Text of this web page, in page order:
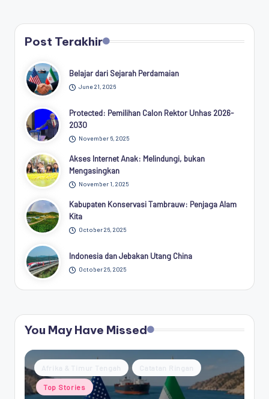
pagination
Post Terakhir
Belajar dari Sejarah Perdamaian
June 21, 2026
Protected: Pemilihan Calon Rektor Unhas 2026-
2030
November 6, 2025
Akses Internet Anak: Melindungi, bukan
Mengasingkan
November 1, 2025
Kabupaten Konservasi Tambrauw: Penjaga Alam
Kita
October 26, 2025
Indonesia dan Jebakan Utang China
October 26, 2025
You May Have Missed
Posted
in
Top Stories